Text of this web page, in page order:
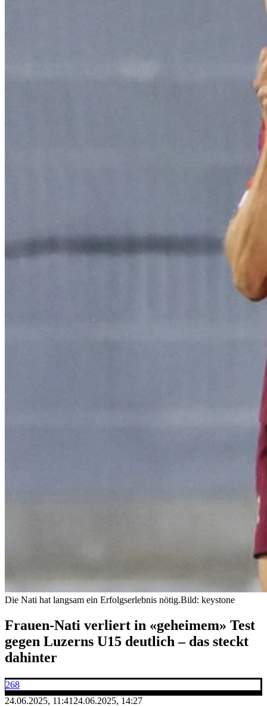
Die Nati hat langsam ein Erfolgserlebnis nötig.Bild: keystone
Frauen-Nati verliert in «geheimem» Test
gegen Luzerns U15 deutlich – das steckt
dahinter
268
24.06.2025, 11:41 24.06.2025, 14:27